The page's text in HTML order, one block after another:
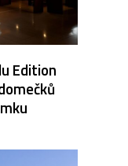
Edition